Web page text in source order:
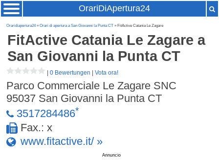
OrariDiApertura24
Oraridiapertura24»Orari di apertura a San Giovanni la Punta CT » FitActive Catania Le Zagare
FitActive Catania Le Zagare a
San Giovanni la Punta CT
|0 Bewertungen |Vota ora!
Parco Commerciale Le Zagare SNC
95037 San Giovanni la Punta CT
3517284486*
Fax.: x
www.fitactive.it/ »
Annuncio